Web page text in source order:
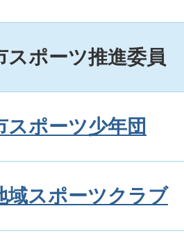
スポーツ推進委員
スポーツ少年団
域スポーツクラブ